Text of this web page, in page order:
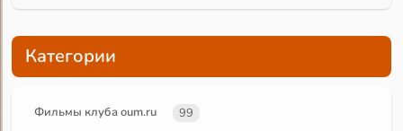
Категории
Фильмы клуба oum.ru 99